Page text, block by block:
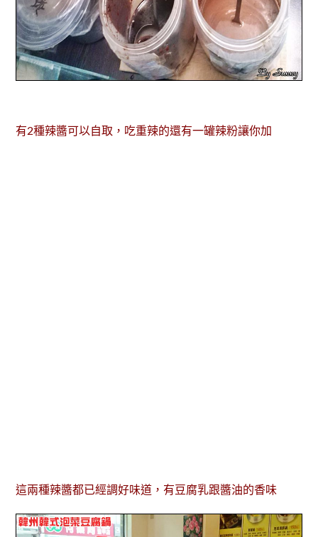
有2種辣醬可以自取，吃重辣的還有一罐辣粉讓你加
這兩種辣醬都已經調好味道，有豆腐乳跟醬油的香味